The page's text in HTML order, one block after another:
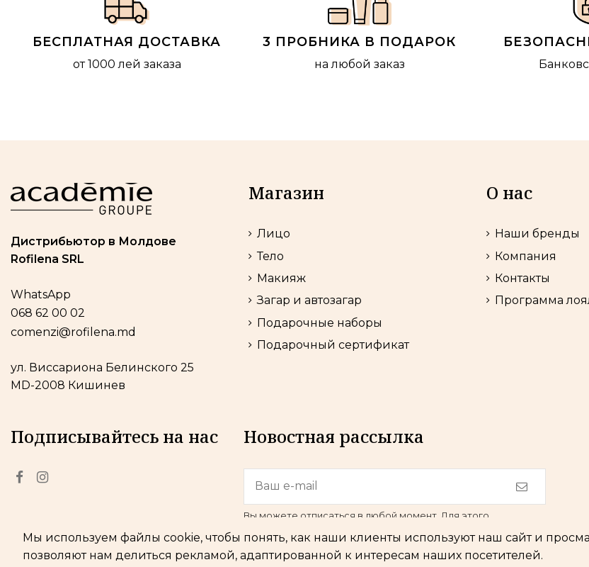
БЕСПЛАТНАЯ ДОСТАВКА
от 1000 лей заказа
3 ПРОБНИКА В ПОДАРОК
на любой заказ
Магазин
Лицо
Тело
Макияж
Загар и автозагар
Подарочные наборы
Подарочный сертификат
О нас
Наши бренды
Компания
Контакты
Программа
068 62 00 02
comenzi@rofilena.md
ул. Виссариона Белинского 25
MD-2008 Кишинев
Дистрибьютор в Молдове
Rofilena SRL
WhatsApp
Подписывайтесь на нас Новостная рассылка
Вы можете отписаться в любой момент. Для этого
юридическом уведомлении.
Мы используем файлы cookie, чтобы понять, как наши клиенты используют наш сайт и
позволяют нам делиться рекламой, адаптированной к интересам наших посетителей.